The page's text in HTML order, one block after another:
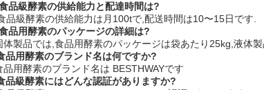
品級酵素の供給能力と配達時間は?
品級酵素の供給能力は月100tで,配送時間は10〜15日です.
品用酵素のパッケージの詳細は?
体製品では,食品用酵素のパッケージは袋あたり25kg,液体
品用酵素のブランド名は何ですか?
品用酵素のブランド名は BESTHWAYです
品級酵素にはどんな認証がありますか?